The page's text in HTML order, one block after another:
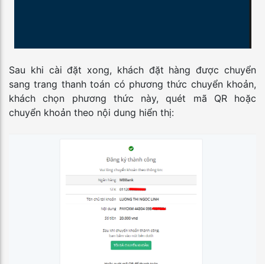
Sau khi cài đặt xong, khách đặt hàng được chuyển
sang trang thanh toán có phương thức chuyển khoản,
khách chọn phương thức này, quét mã QR hoặc
chuyển khoản theo nội dung hiển thị: